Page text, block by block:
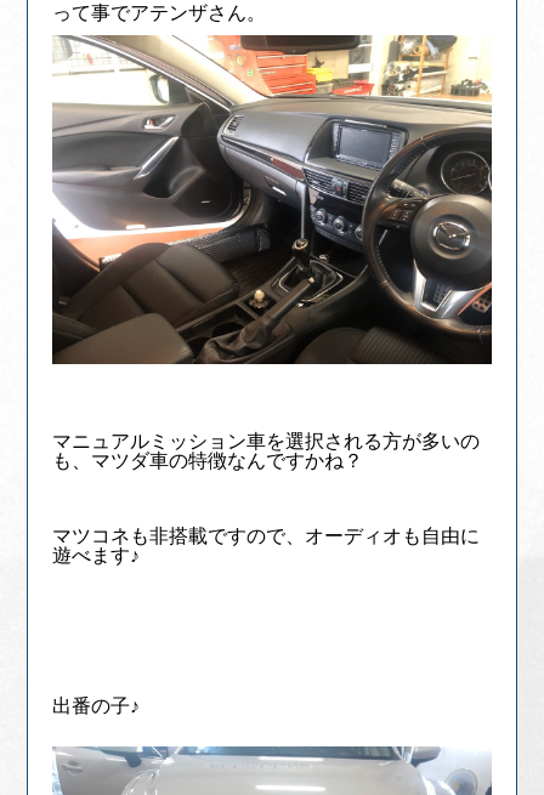
って事でアテンザさん。
マニュアルミッション車を選択される方が多いの
も、マツダ車の特徴なんですかね？
マツコネも非搭載ですので、オーディオも自由に
遊べます♪
出番の子♪